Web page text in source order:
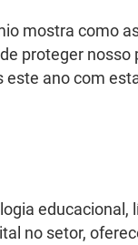
mostra como
proteger
ano com
no setor,